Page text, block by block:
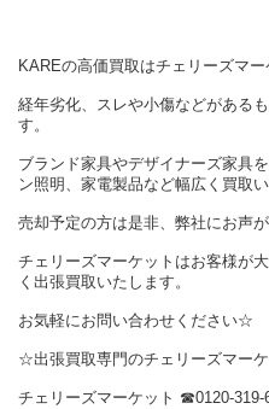
KAREの高価買取はチェリーズマー
経年劣化、スレや小傷などがある
す。
ブランド家具やデザイナーズ家具
ン照明、家電製品など幅広く買取い
売却予定の方は是非、弊社にお声が
チェリーズマーケットはお客様が
く出張買取いたします。
お気軽にお問い合わせください☆
☆出張買取専門のチェリーズマー
チェリーズマーケット ☎︎0120-319-